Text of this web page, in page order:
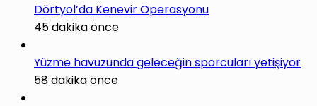
Dörtyol’da Kenevir Operasyonu
45 dakika önce
Yüzme havuzunda geleceğin sporcuları yetişiyor
58 dakika önce